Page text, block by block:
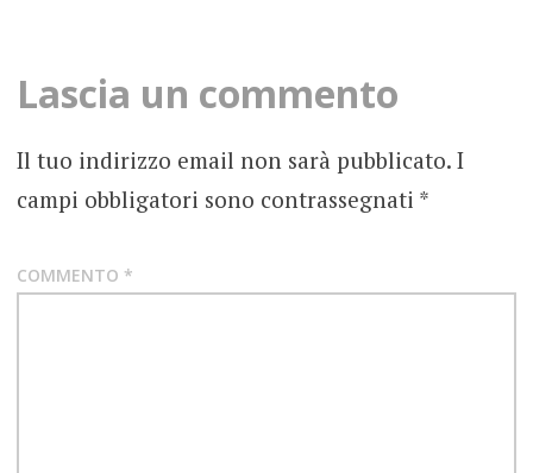
FOTOGRAFIE
ROCK
HELLBONES
RECORDS
Lascia un commento
Il tuo indirizzo email non sarà pubblicato. I
campi obbligatori sono contrassegnati *
COMMENTO *